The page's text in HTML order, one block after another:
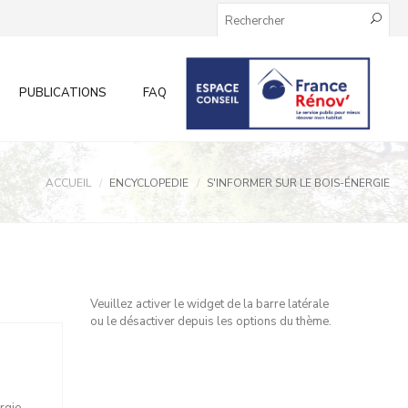
PUBLICATIONS FAQ INFOS AUX PARTICULIERS
ACCUEIL ENCYCLOPEDIE S'INFORMER SUR LE BOIS-ÉNERGIE
Veuillez activer le widget de la barre latérale
ou le désactiver depuis les options du thème.